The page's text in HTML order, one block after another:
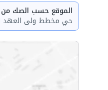
الموقع حسب الصك من
حي مخطط ولى العهد للمنح رقم 8